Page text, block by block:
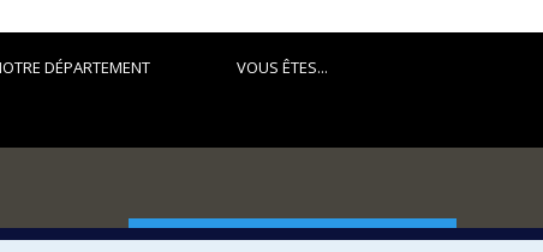
DÉPARTEMENT VOUS ÊTES...
FACULTÉ DES ARTS ET DES SCIENCES